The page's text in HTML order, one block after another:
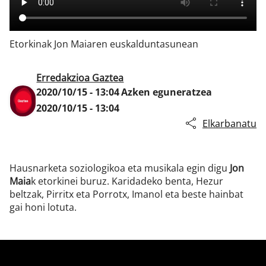
Klisk
Etorkinak Jon Maiaren euskalduntasunean
Erredakzioa Gaztea
2020/10/15 - 13:04Azken eguneratzea
2020/10/15 - 13:04
Elkarbanatu
Hausnarketa soziologikoa eta musikala egin digu Jon
Maiak etorkinei buruz. Karidadeko benta, Hezur
beltzak, Pirritx eta Porrotx, Imanol eta beste hainbat
gai honi lotuta.